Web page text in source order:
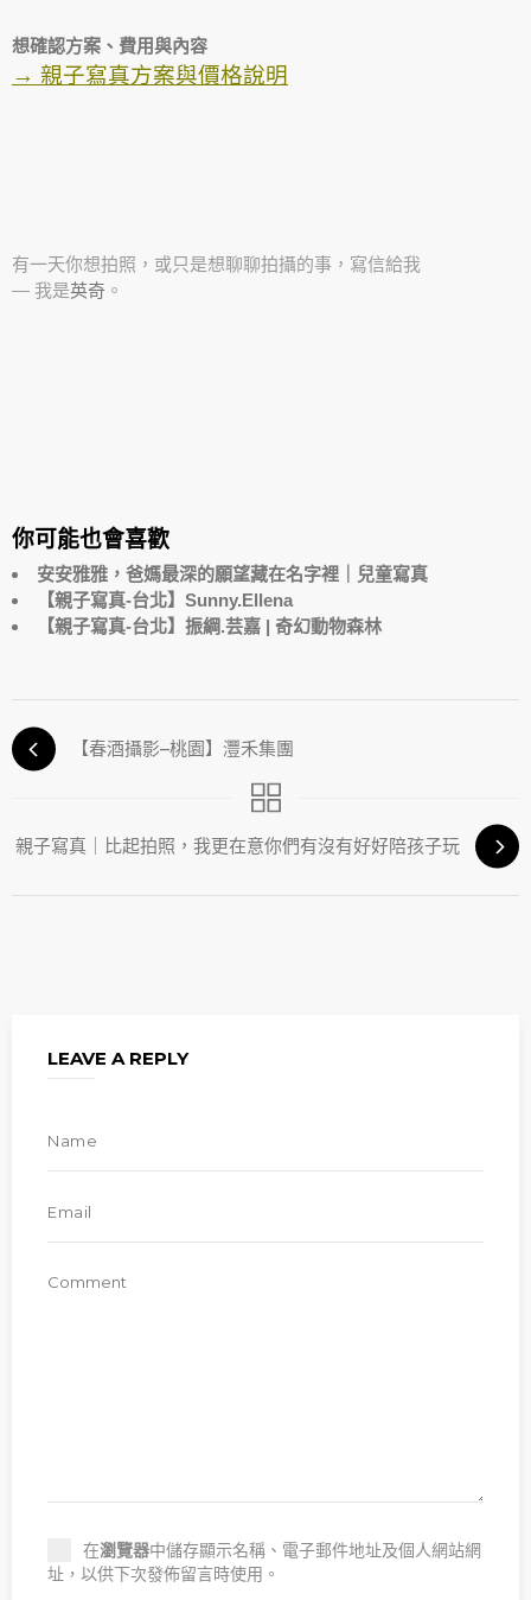
想確認方案、費用與內容
→ 親子寫真方案與價格說明
有一天你想拍照，或只是想聊聊拍攝的事，寫信給我
— 我是英奇 。
你可能也會喜歡
安安雅雅，爸媽最深的願望藏在名字裡｜兒童寫真
【親子寫真-台北】Sunny.Ellena
【親子寫真-台北】振綱.芸嘉 | 奇幻動物森林
【春酒攝影–桃園】灃禾集團
親子寫真｜比起拍照，我更在意你們有沒有好好陪孩子玩
LEAVE A REPLY
在瀏覽器中儲存顯示名稱、電子郵件地址及個人網站網
址，以供下次發佈留言時使用。